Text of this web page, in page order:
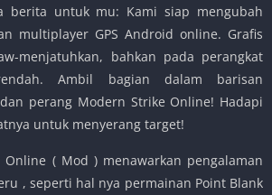
berita untuk mu: Kami siap mengubah
multiplayer GPS Android online. Grafis
menjatuhkan, bahkan pada perangkat
Ambil bagian dalam barisan
perang Modern Strike Online! Hadapi
untuk menyerang target!
( Mod ) menawarkan pengalaman
, seperti hal nya permainan Point Blank